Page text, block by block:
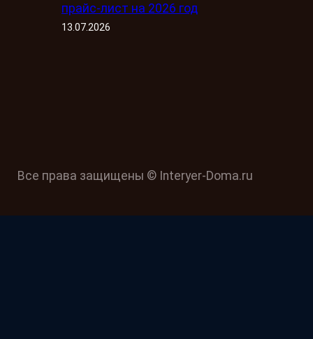
прайс-лист на 2026 год
13.07.2026
Все права защищены © Interyer-Doma.ru